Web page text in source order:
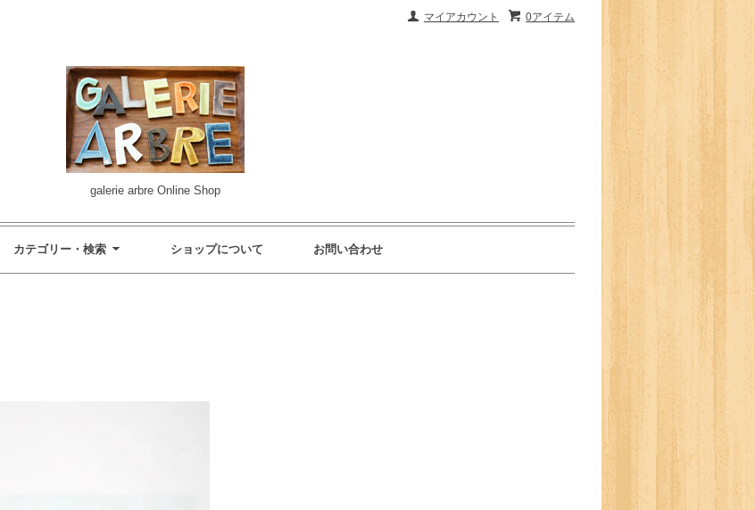
0アイテム
マイアカウント
galerie arbre Online Shop
カテゴリー・検索 ショップについて お問い合わせ